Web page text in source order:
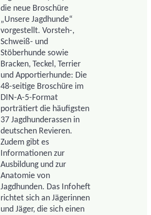
die neue Broschüre
„Unsere Jagdhunde“
vorgestellt. Vorsteh-,
Schweiß- und
Stöberhunde sowie
Bracken, Teckel, Terrier
und Apportierhunde: Die
48-seitige Broschüre im
DIN-A-5-Format
porträtiert die häufigsten
37 Jagdhunderassen in
deutschen Revieren.
Zudem gibt es
Informationen zur
Ausbildung und zur
Anatomie von
Jagdhunden. Das Infoheft
richtet sich an Jägerinnen
und Jäger, die sich einen